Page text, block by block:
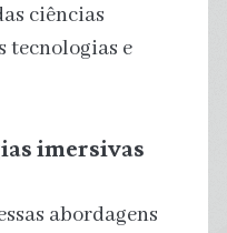
ciências
tecnologias e
imersivas
abordagens